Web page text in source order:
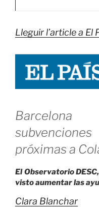
Lleguir l’article a El
próximas a
El Observatorio
visto aumentar las
Clara Blanchar